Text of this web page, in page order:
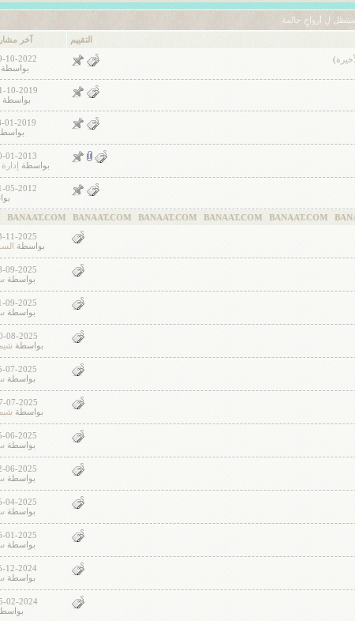
لِ أرواحٍ حالمة
التقييم آخر
)
10-2022
بواسطة
10-2019
بواسطة
01-2019
01-2013
بواسطة
05-2012
BANAAT.COM BANAAT.COM BANAAT.COM BANAAT.COM
11-2025
بواسطة
09-2025
بواسطة
09-2025
بواسطة
08-2025
بواسطة
07-2025
بواسطة
07-2025
بواسطة
06-2025
بواسطة
06-2025
بواسطة
04-2025
بواسطة
01-2025
بواسطة
12-2024
بواسطة
02-2024